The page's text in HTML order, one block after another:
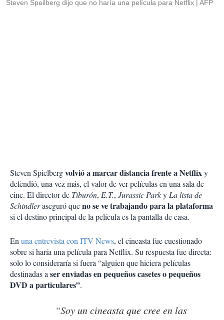
Steven Speilberg dijo que no haría una película para Netflix AFP
Steven Spielbergvolvió a marcar distancia frente a Netflixy
defendió, una vez más, el valor de ver películas en una sala de
cine. El director de Tiburón, E.T., Jurassic ParkyLa lista de
Schindleraseguró queno se ve trabajando para la plataforma
si el destino principal de la película es la pantalla de casa.
Enuna entrevista con ITV News, el cineasta fue cuestionado
sobre si haría una película para Netflix. Su respuesta fue directa:
solo lo consideraría si fuera “alguien que hiciera películas
destinadas aser enviadas en pequeños casetes o pequeños
DVD a particulares”.
“Soy un cineasta que cree en las